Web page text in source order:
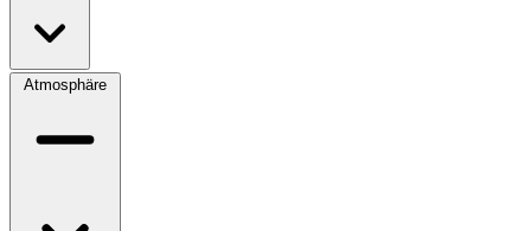
Atmosphäre